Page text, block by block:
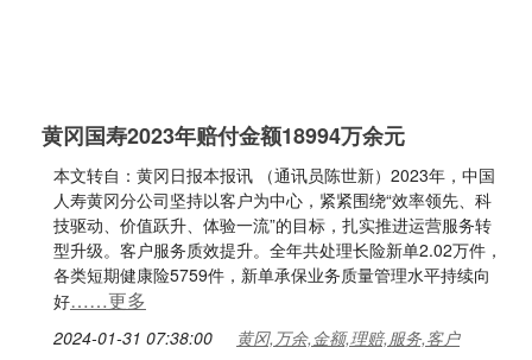
黄冈国寿2023年赔付金额18994万余元
本文转自：黄冈日报本报讯 （通讯员陈世新）2023年，中国
人寿黄冈分公司坚持以客户为中心，紧紧围绕“效率领先、科
技驱动、价值跃升、体验一流”的目标，扎实推进运营服务转
型升级。客户服务质效提升。全年共处理长险新单2.02万件，
各类短期健康险5759件，新单承保业务质量管理水平持续向
好……更多
2024-01-31 07:38:00 黄冈,万余,金额,理赔,服务,客户